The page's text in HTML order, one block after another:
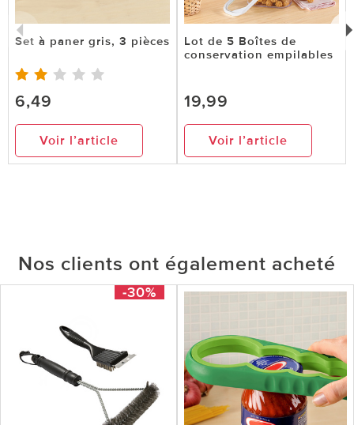
Set à paner gris, 3 pièces
6,49
Voir l’article
Lot de 5 Boîtes de
conservation empilables
19,99
Voir l’article
Nos clients ont également acheté
-30%